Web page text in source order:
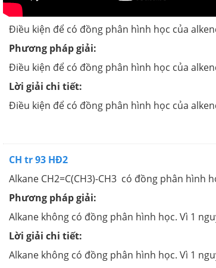
Điều kiện để có đồng phân hình học của
Phương pháp giải:
Điều kiện để có đồng phân hình học của
Lời giải chi tiết:
Điều kiện để có đồng phân hình học của
CH tr 93 HĐ2
Alkane CH2=C(CH3)-CH3 có đồng phân hình
Phương pháp giải:
Alkane không có đồng phân hình học. Vì 1
Lời giải chi tiết:
Alkane không có đồng phân hình học. Vì 1